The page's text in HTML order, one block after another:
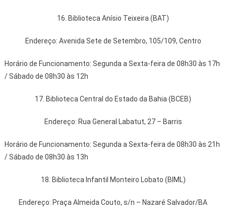
16. Biblioteca Anísio Teixeira (BAT)
Endereço: Avenida Sete de Setembro, 105/109, Centro
Horário de Funcionamento: Segunda a Sexta-feira de 08h30 às 17h
/ Sábado de 08h30 às 12h
17. Biblioteca Central do Estado da Bahia (BCEB)
Endereço: Rua General Labatut, 27 – Barris
Horário de Funcionamento: Segunda a Sexta-feira de 08h30 às 21h
/ Sábado de 08h30 às 13h
18. Biblioteca Infantil Monteiro Lobato (BIML)
Endereço: Praça Almeida Couto, s/n – Nazaré Salvador/BA